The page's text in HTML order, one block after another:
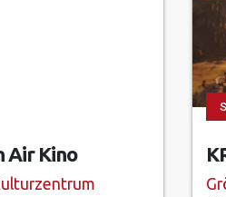
Air Kino